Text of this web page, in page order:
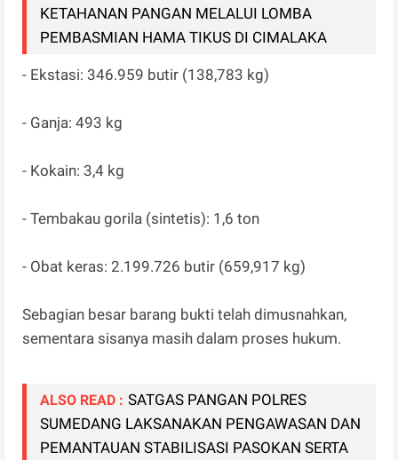
KETAHANAN PANGAN MELALUI LOMBA
PEMBASMIAN HAMA TIKUS DI CIMALAKA
- Ekstasi: 346.959 butir (138,783 kg)
- Ganja: 493 kg
- Kokain: 3,4 kg
- Tembakau gorila (sintetis): 1,6 ton
- Obat keras: 2.199.726 butir (659,917 kg)
Sebagian besar barang bukti telah dimusnahkan,
sementara sisanya masih dalam proses hukum.
ALSO READ : SATGAS PANGAN POLRES
SUMEDANG LAKSANAKAN PENGAWASAN DAN
PEMANTAUAN STABILISASI PASOKAN SERTA